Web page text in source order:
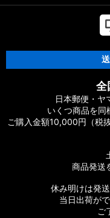
送
全
日本郵便・ヤ
いくつ商品を同
ご購入金額10,000円（税
商品発送
休み明けは発
当日出荷が
ご